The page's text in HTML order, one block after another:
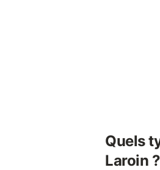
Quels
Laroin ?